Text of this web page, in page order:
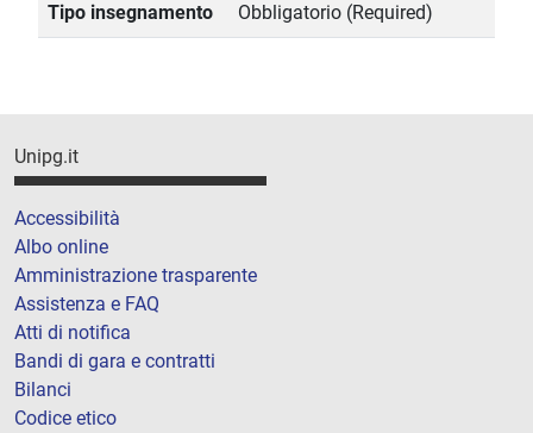
Tipo insegnamento Obbligatorio (Required)
Unipg.it
Accessibilità
Albo online
Amministrazione trasparente
Assistenza e FAQ
Atti di notifica
Bandi di gara e contratti
Bilanci
Codice etico